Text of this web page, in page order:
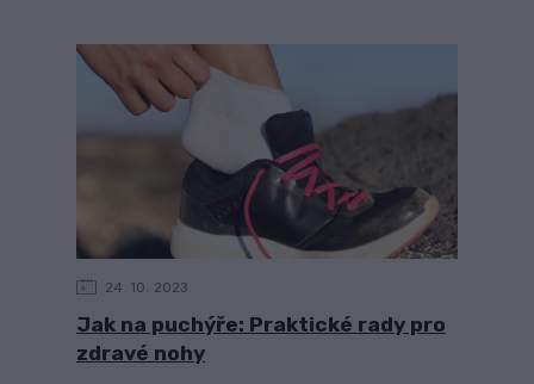
24 10 2023
Jak na puchýře: Praktické rady pro
zdravé nohy